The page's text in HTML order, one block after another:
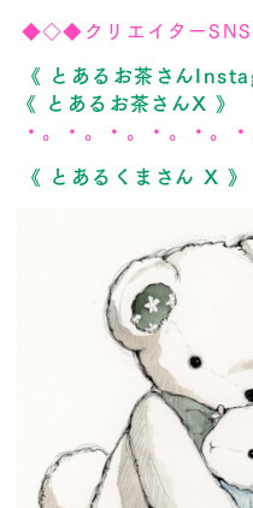
◆◇◆クリエイター
《 とあるお茶さん
《 とあるお茶さんX 》
・。・。・。・。・。
《 とあるくまさん X 》